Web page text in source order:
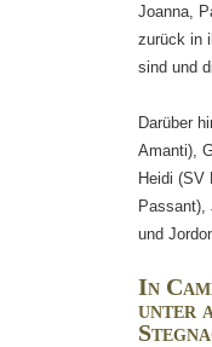
Joanna,
zurück in
sind und
Darüber
Amanti),
Heidi (SV
Passant),
und
In
unter